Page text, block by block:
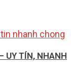
UY TÍN, NHANH